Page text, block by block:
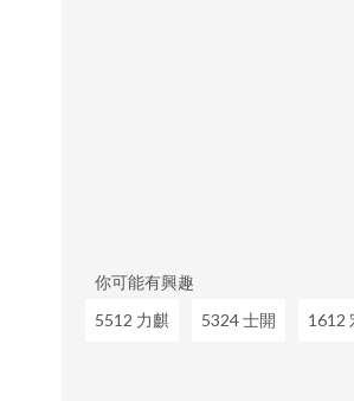
你可能有興趣
5512 力麒
5324 士開 1612